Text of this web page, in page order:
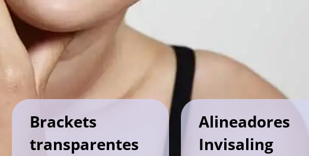
Brackets
transparentes
Alineadores
Invisaling